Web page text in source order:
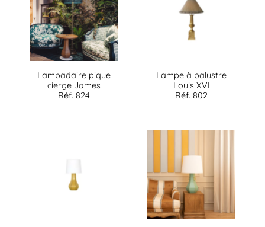
Lampadaire pique
cierge James
Réf. 824
Lampe à balustre
Louis XVI
Réf. 802